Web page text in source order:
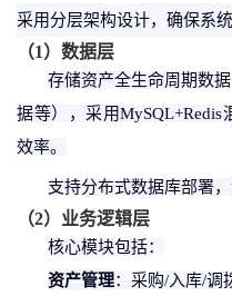
采用分层架构设计，确保系
（1） 数据层
存储资产全生命周期数
据等），采用
效率。
支持分布式数据库部署
（2） 业务逻辑层
核心模块包括：
资产管理：采购/入库/调